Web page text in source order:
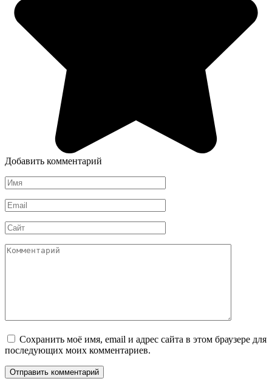
Добавить комментарий
Имя
*
Email
*
Сайт
Комментарий
Сохранить моё имя, email и адрес сайта в этом браузере для
последующих моих комментариев.